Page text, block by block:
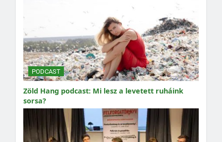
PODCAST
Zöld Hang podcast: Mi lesz a levetett ruháink
sorsa?